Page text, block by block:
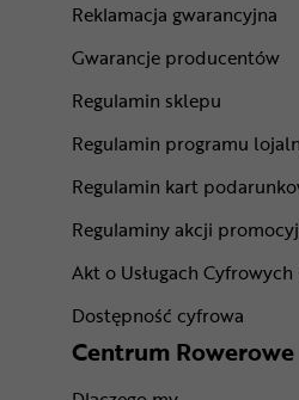
Reklamacja gwarancyjna
Gwarancje producentów
Regulamin sklepu
Regulamin programu
Regulamin kart
Regulaminy akcji
Akt o Usługach Cyfrowych
Dostępność cyfrowa
Centrum Rowerowe